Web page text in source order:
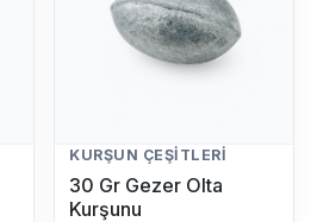
KURŞUN ÇEŞITLERI
30 Gr Gezer Olta
Kurşunu